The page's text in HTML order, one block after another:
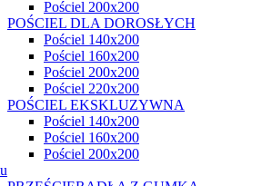
Pościel 200x200
POŚCIEL DLA DOROSŁYCH
Pościel 140x200
Pościel 160x200
Pościel 200x200
Pościel 220x200
POŚCIEL EKSKLUZYWNA
Pościel 140x200
Pościel 160x200
Pościel 200x200